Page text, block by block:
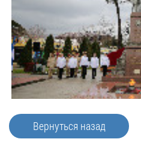
Вернуться назад